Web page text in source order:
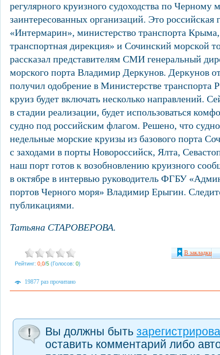
регулярного круизного судоходства по Черному
заинтересованных организаций. Это российская
«Интермарин», министерство транспорта
транспортная дирекция» и Сочинский морской
рассказал представителям СМИ генеральный
морского порта Владимир Деркунов. Деркунов
получил одобрение в Министерстве транспорта
круиз будет включать несколько направлений.
в стадии реализации, будет использоваться
судно под российским флагом. Решено, что
недельные морские круизы из базового порта
с заходами в порты Новороссийск, Ялта,
наш порт готов к возобновлению круизного
в октябре в интервью руководитель ФГБУ
портов Черного моря» Владимир Ерыгин.
публикациями.
Татьяна СТАРОВЕРОВА.
Рейтинг: 0,0/5 (Голосов: 0)
В закладки
19877 раз прочитано
Вы должны быть
оставить комментарий либо